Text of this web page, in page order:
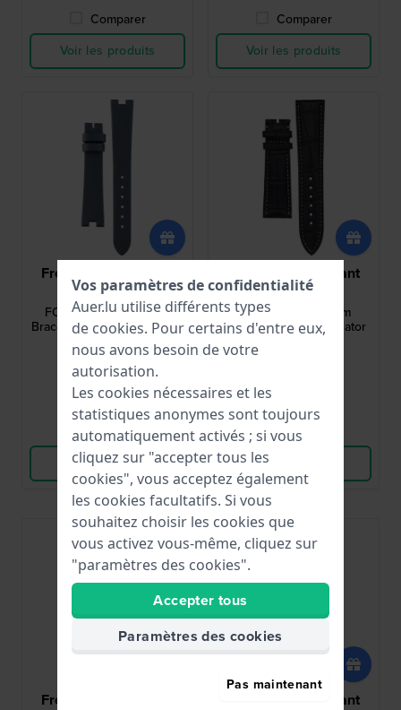
Comparer
Voir les produits
Comparer
Voir les produits
Frederique Constant
FCS-SBLUE2AR
FCS-SBLUE2AR 14 mm
Bracelet en cuir satiné bleu
94,00 €
● En stock
Comparer
Voir les produits
Frederique Constant
FCS-AN21X18
FCS-AN21X18 21 mm
Bracelet en cuir d'alligator
bleu sans boucle
● En stock
Comparer
Voir les produits
Frederique Constant Frederique Constant
Vos paramètres de confidentialité
Auer.lu utilise différents types
de cookies. Pour certains d'entre eux,
nous avons besoin de votre
autorisation.
Les cookies nécessaires et les
statistiques anonymes sont toujours
automatiquement activés ; si vous
cliquez sur "accepter tous les
cookies", vous acceptez également
les cookies facultatifs. Si vous
souhaitez choisir les cookies que
vous activez vous-même, cliquez sur
"paramètres des cookies".
Accepter tous
Paramètres des cookies
Pas maintenant